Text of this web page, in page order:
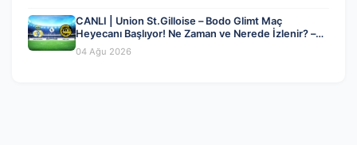
CANLI | Union St.Gilloise – Bodo Glimt Maç
Heyecanı Başlıyor! Ne Zaman ve Nerede İzlenir? –
04 Ağustos 2026
04 Ağu 2026